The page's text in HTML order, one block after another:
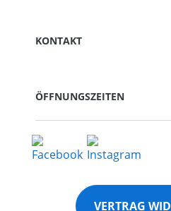
KONTAKT
ÖFFNUNGSZEITEN
VERTRAG